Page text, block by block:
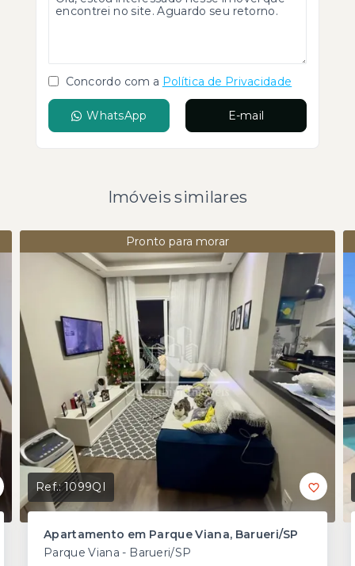
Concordo com a Política de Privacidade
WhatsApp E-mail
Imóveis similares
Pronto para morar
Ref.:1099QI
Apartamento em Parque Viana, Barueri/SP
Parque Viana - Barueri/SP